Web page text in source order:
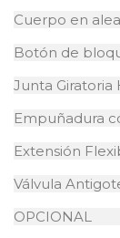
Cuerpo en
Botón de
Junta Giratoria
Empuñadura
Extensión
Válvula
OPCIONAL